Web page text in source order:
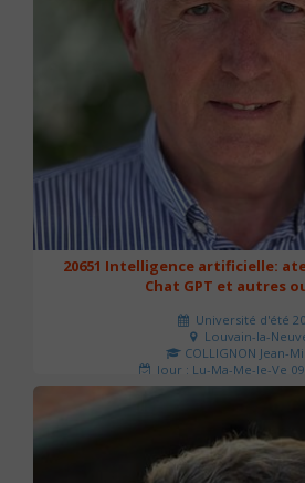
20651 Intelligence artificielle:
Chat GPT et autres
Université d'été
Louvain-la-
COLLIGNON Jean-
Jour : Lu-Ma-Me-Je-Ve
Nombre de